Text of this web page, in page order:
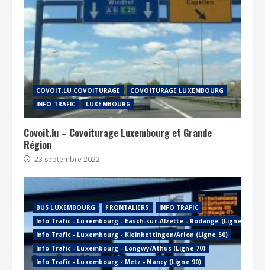
COVOIT.LU COVOITURAGE
COVOITURAGE LUXEMBOURG
INFO TRAFIC
LUXEMBOURG
Covoit.lu – Covoiturage Luxembourg et Grande
Région
23 septembre 2022
BUS LUXEMBOURG FRONTALIERS
INFO TRAFIC
Info Trafic - Luxembourg - Easch-sur-Alzette - Rodange (Ligne 60)
Info Trafic - Luxembourg - Kleinbettingen/Arlon (Ligne 50)
Info Trafic - Luxembourg - Longwy/Athus (Ligne 70)
Info Trafic - Luxembourg - Metz - Nancy (Ligne 90)